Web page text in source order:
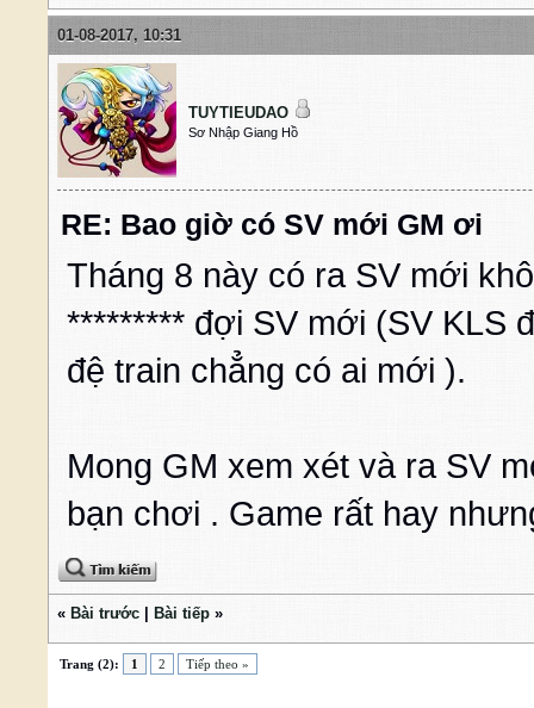
01-08-2017, 10:31
TUYTIEUDAO
Sơ Nhập Giang Hồ
RE: Bao giờ có SV mới GM ơi
Tháng 8 này có ra SV mới
********* đợi SV mới (SV KLS
đệ train chẳng có ai mới ).
Mong GM xem xét và ra SV
bạn chơi . Game rất hay
« Bài trước Bài tiếp »
Trang (2): 1 2 Tiếp theo »